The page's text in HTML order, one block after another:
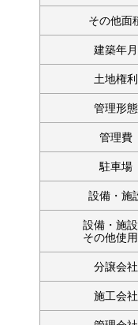
その他面
建築年月
土地権利
管理形態
管理費
駐車場
設備・施
設備・施設
その他使
分譲会社
施工会社